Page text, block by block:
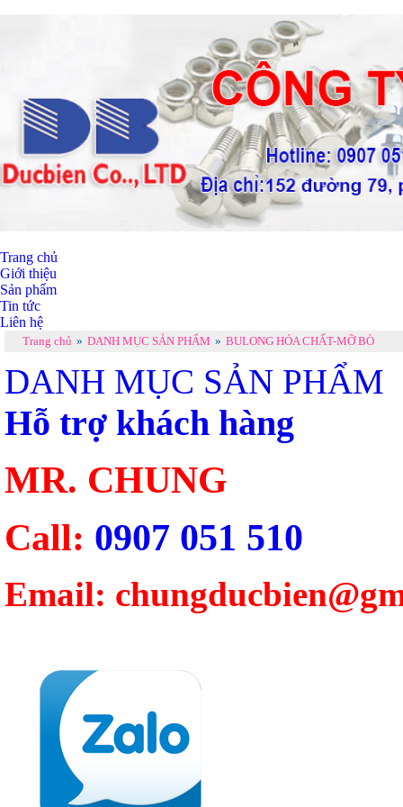
Trang chủ
Giới thiệu
Sản phẩm
Tin tức
Liên hệ
Trang chủ » DANH MỤC SẢN PHẨM » BULONG HÓA CHẤT-MỠ BÒ
DANH MỤC SẢN PHẨM
Hỗ trợ khách hàng
MR. CHUNG
Call: 0907 051 510
Email: